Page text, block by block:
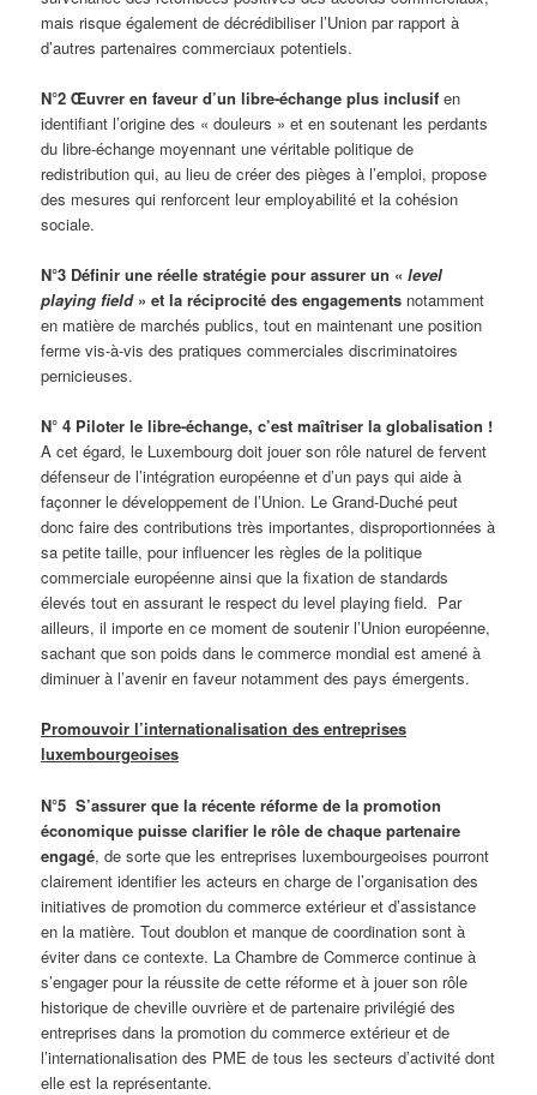
mais risque également de décrédibiliser l’Union par rapport à
d’autres partenaires commerciaux potentiels.
N°2 Œuvrer en faveur d’un libre-échange plus inclusifen
identifiant l’origine des « douleurs » et en soutenant les perdants
du libre-échange moyennant une véritable politique de
redistribution qui, au lieu de créer des pièges à l’emploi, propose
des mesures qui renforcent leur employabilité et la cohésion
sociale.
N°3 Définir une réelle stratégie pour assurer un «level
playing field» et la réciprocité des engagements notamment
en matière de marchés publics, tout en maintenant une position
ferme vis-à-vis des pratiques commerciales discriminatoires
pernicieuses.
N° 4 Piloter le libre-échange, c’est maîtriser la globalisation !
A cet égard, le Luxembourg doit jouer son rôle naturel de fervent
défenseur de l’intégration européenne et d’un pays qui aide à
façonner le développement de l’Union. Le Grand-Duché peut
donc faire des contributions très importantes, disproportionnées à
sa petite taille, pour influencer les règles de la politique
commerciale européenne ainsi que la fixation de standards
élevés tout en assurant le respect du level playing field. Par
ailleurs, il importe en ce moment de soutenir l’Union européenne,
sachant que son poids dans le commerce mondial est amené à
diminuer à l’avenir en faveur notamment des pays émergents.
Promouvoir l’internationalisation des entreprises
luxembourgeoises
N°5 S’assurer que la récente réforme de la promotion
économique puisse clarifier le rôle de chaque partenaire
engagé, de sorte que les entreprises luxembourgeoises pourront
clairement identifier les acteurs en charge de l’organisation des
initiatives de promotion du commerce extérieur et d’assistance
en la matière. Tout doublon et manque de coordination sont à
éviter dans ce contexte. La Chambre de Commerce continue à
s’engager pour la réussite de cette réforme et à jouer son rôle
historique de cheville ouvrière et de partenaire privilégié des
entreprises dans la promotion du commerce extérieur et de
l’internationalisation des PME de tous les secteurs d’activité dont
elle est la représentante.